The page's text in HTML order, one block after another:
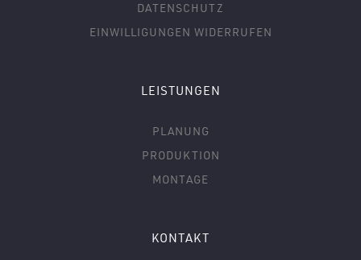
DATENSCHUTZ
EINWILLIGUNGEN WIDERRUFEN
LEISTUNGEN
PLANUNG
PRODUKTION
MONTAGE
KONTAKT